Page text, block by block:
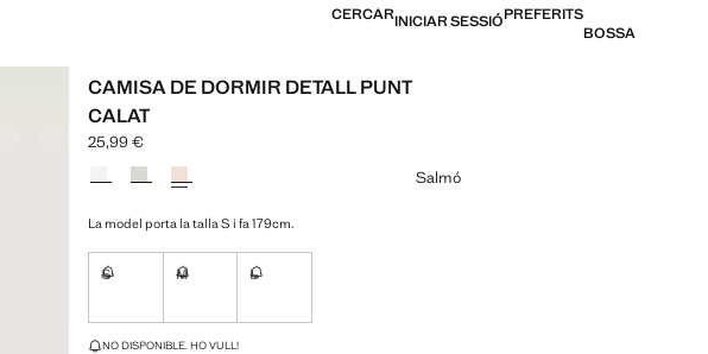
CERCARINICIAR SESSIÓPREFERITS
BOSSA
CAMISA DE DORMIR DETALL PUNT
CALAT
Preu actual [25,99 € ]
25,99 €
Selecciona un color
Salmó
La model porta la talla S i fa 179cm.
S M L
ÚLTIMES UNITATS!
NO DISPONIBLE. HO VULL!